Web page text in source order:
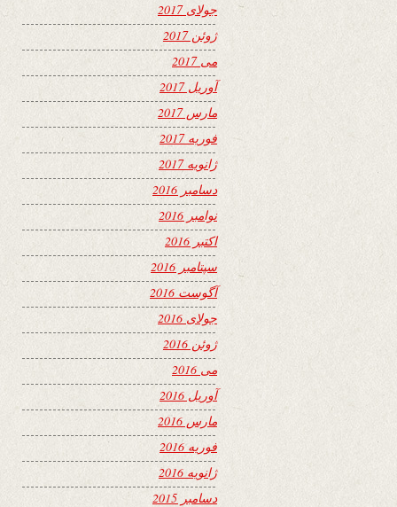
جولای 2017
ژوئن 2017
می 2017
آوریل 2017
مارس 2017
فوریه 2017
ژانویه 2017
دسامبر 2016
نوامبر 2016
اکتبر 2016
سپتامبر 2016
آگوست 2016
جولای 2016
ژوئن 2016
می 2016
آوریل 2016
مارس 2016
فوریه 2016
ژانویه 2016
دسامبر 2015